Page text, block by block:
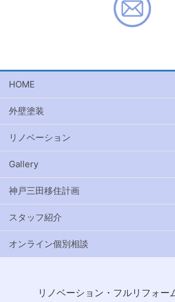
HOME
外壁塗装
リノベーション
Gallery
神戸三田移住計画
スタッフ紹介
オンライン個別相談
リノベーション・フルリフォー